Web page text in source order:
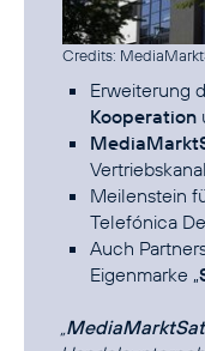
Credits:
Erweiterung
Kooperation
Meilenstein
Telefónica
Auch
Eigenmarke „
„